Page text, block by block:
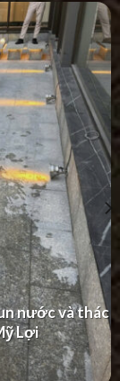
Dân Cư Hà Đô